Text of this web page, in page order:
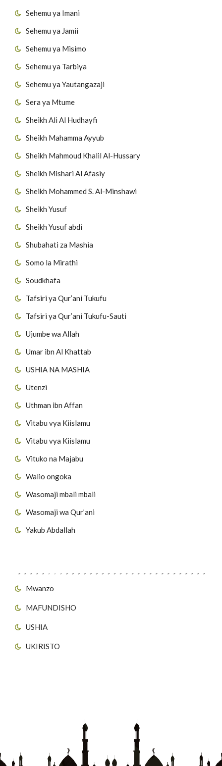
Sehemu ya Imani
Sehemu ya Jamii
Sehemu ya Misimo
Sehemu ya Tarbiya
Sehemu ya Yautangazaji
Sera ya Mtume
Sheikh Ali Al Hudhayfi
Sheikh Mahamma Ayyub
Sheikh Mahmoud Khalil Al-Hussary
Sheikh Mishari Al Afasiy
Sheikh Mohammed S. Al-Minshawi
Sheikh Yusuf
Sheikh Yusuf abdi
Shubahati za Mashia
Somo la Mirathi
Soudkhafa
Tafsiri ya Qur’ani Tukufu
Tafsiri ya Qur’ani Tukufu-Sauti
Ujumbe wa Allah
Umar ibn Al Khattab
USHIA NA MASHIA
Utenzi
Uthman ibn Affan
Vitabu vya Kiislamu
Vitabu vya Kiislamu
Vituko na Majabu
Walio ongoka
Wasomaji mbali mbali
Wasomaji wa Qur’ani
Yakub Abdallah
Mwanzo
MAFUNDISHO
USHIA
UKIRISTO